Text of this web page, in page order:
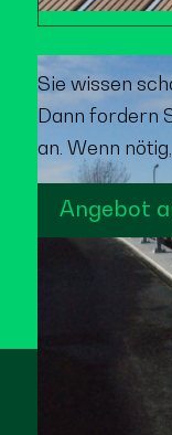
Sie wissen
Dann fordern
an. Wenn
Angebot